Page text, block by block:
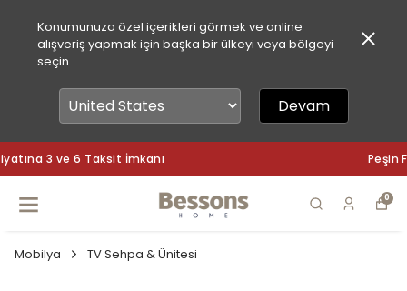
Konumunuza özel içerikleri görmek ve online
alışveriş yapmak için başka bir ülkeyi veya bölgeyi
seçin.
Devam
Peşin Fiyatına 3 ve 6 Taksit İmkanı
0
Mobilya TV Sehpa & Ünitesi